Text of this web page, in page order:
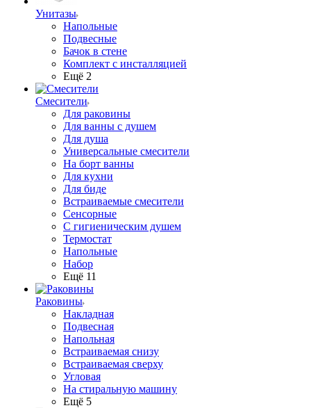
Унитазы
Напольные
Подвесные
Бачок в стене
Комплект с инсталляцией
Ещё 2
Смесители
Для раковины
Для ванны с душем
Для душа
Универсальные смесители
На борт ванны
Для кухни
Для биде
Встраиваемые смесители
Сенсорные
С гигиеническим душем
Термостат
Напольные
Набор
Ещё 11
Раковины
Накладная
Подвесная
Напольная
Встраиваемая снизу
Встраиваемая сверху
Угловая
На стиральную машину
Ещё 5